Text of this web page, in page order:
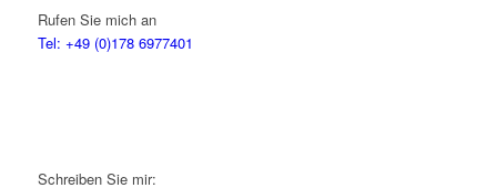
Rufen Sie mich an
Tel: +49 (0)178 6977401
Schreiben Sie mir: